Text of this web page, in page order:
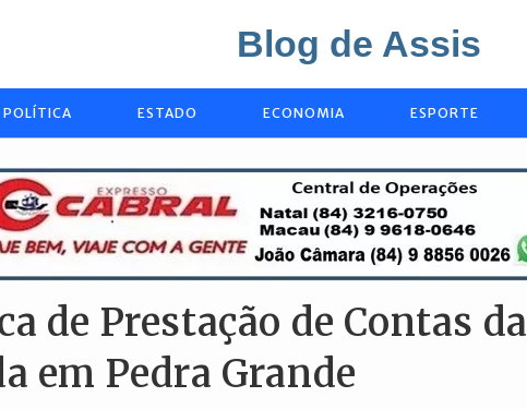
Blog de Assis
POLÍTICA ESTADO ECONOMIA ESPORTE
de Prestação de Contas da
em Pedra Grande